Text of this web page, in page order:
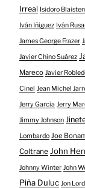
Irreal Isidoro Blaisten
Iván Iñiguez Iván
James George Frazer
Javier Chino Suárez
Mareco Javier
Cinel Jean Michel
Jerry Garcia Jerry
Jimmy Johnson
Lombardo Joe
Coltrane John
Johnny Winter John
Piña Duluc Jon Lord